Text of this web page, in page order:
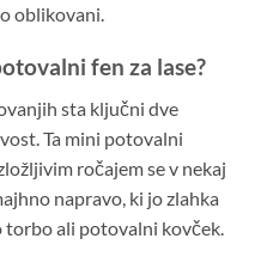
oblikovani.
fen za lase?
sta ključni dve
Ta mini potovalni
ročajem se v nekaj
napravo, ki jo zlahka
ali potovalni kovček.